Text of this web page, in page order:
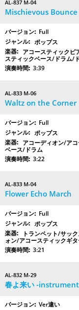
AL-837 M-04
Mischievous Bounce
Full
ポップス
アコースティック
スティックベース/ドラム/
3:39
AL-833 M-06
Waltz on the Corner
Full
ポップス
アコーディオン/ア
ベース/ドラム
3:22
AL-833 M-04
Flower Echo March
Full
ポップス
トランペット/サッ
ォン/アコースティックギ
3:21
AL-832 M-29
春よ来い -
Ver違い